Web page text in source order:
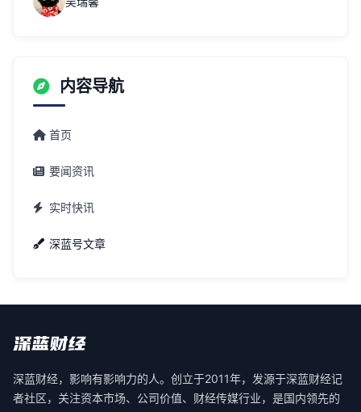
内容导航
首页
要闻资讯
实时快讯
深蓝号文章
深蓝财经，影响有影响力的人。创立于2011年，发源于深蓝财经记
者社区，关注资本市场、公司价值、财经传媒行业，是国内领先的